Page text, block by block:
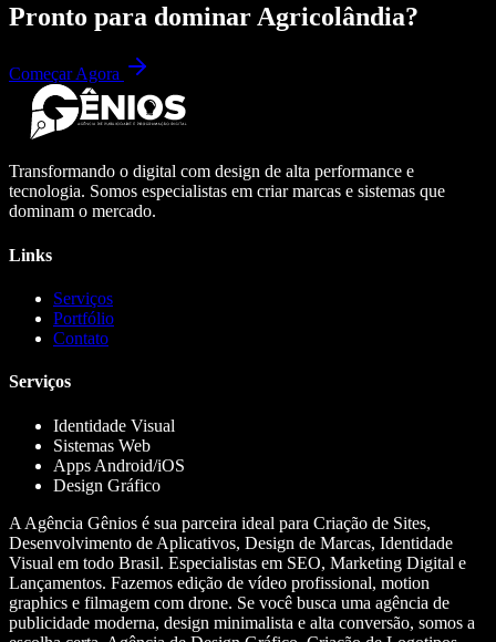
Pronto para dominar Agricolândia?
Começar Agora
Transformando o digital com design de alta performance e
tecnologia. Somos especialistas em criar marcas e sistemas que
dominam o mercado.
Links
Serviços
Portfólio
Contato
Serviços
Identidade Visual
Sistemas Web
Apps Android/iOS
Design Gráfico
A Agência Gênios é sua parceira ideal para Criação de Sites,
Desenvolvimento de Aplicativos, Design de Marcas, Identidade
Visual em todo Brasil. Especialistas em SEO, Marketing Digital e
Lançamentos. Fazemos edição de vídeo profissional, motion
graphics e filmagem com drone. Se você busca uma agência de
publicidade moderna, design minimalista e alta conversão, somos a